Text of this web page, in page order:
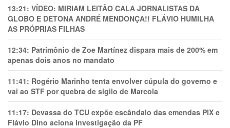
13:21: VÍDEO: MIRIAM LEITÃO CALA JORNALISTAS DA
GLOBO E DETONA ANDRÉ MENDONÇA!! FLÁVIO HUMILHA
AS PRÓPRIAS FILHAS
12:34: Patrimônio de Zoe Martínez dispara mais de 200% em
apenas dois anos no mandato
11:41: Rogério Marinho tenta envolver cúpula do governo e
vai ao STF por quebra de sigilo de Marcola
11:17: Devassa do TCU expõe escândalo das emendas PIX e
Flávio Dino aciona investigação da PF